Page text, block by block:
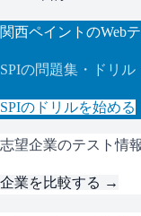
関西ペイント のWeb
SPIの問題集・ドリル
SPIのドリルを始める
志望企業のテスト情
企業を比較する →